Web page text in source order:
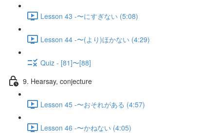
Lesson 43 -〜にすぎない (5:08)
Lesson 44 -〜(より)ほかない (4:29)
Quiz - [81]〜[88]
9. Hearsay, conjecture
Lesson 45 -〜おそれがある (4:57)
Lesson 46 -〜かねない (4:05)